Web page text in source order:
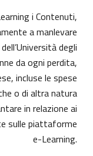
i Contenuti,
a manlevare
degli
da ogni perdita,
incluse le spese
o di altra natura
in relazione ai
sulle piattaforme
e-Learning.